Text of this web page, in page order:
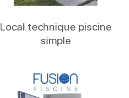
Local technique piscine
simple